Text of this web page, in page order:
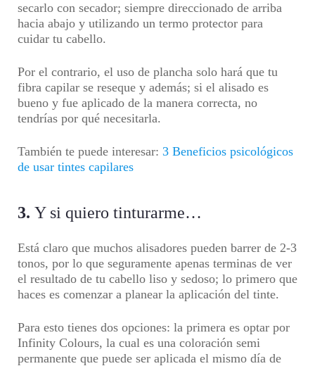
secarlo con secador; siempre direccionado de arriba
hacia abajo y utilizando un termo protector para
cuidar tu cabello.
Por el contrario, el uso de plancha solo hará que tu
fibra capilar se reseque y además; si el alisado es
bueno y fue aplicado de la manera correcta, no
tendrías por qué necesitarla.
También te puede interesar: 3 Beneficios psicológicos
de usar tintes capilares
3. Y si quiero tinturarme…
Está claro que muchos alisadores pueden barrer de 2-3
tonos, por lo que seguramente apenas terminas de ver
el resultado de tu cabello liso y sedoso; lo primero que
haces es comenzar a planear la aplicación del tinte.
Para esto tienes dos opciones: la primera es optar por
Infinity Colours, la cual es una coloración semi
permanente que puede ser aplicada el mismo día de